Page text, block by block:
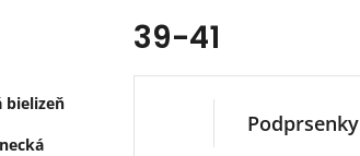
bielizeň
39-41
Podprsenky